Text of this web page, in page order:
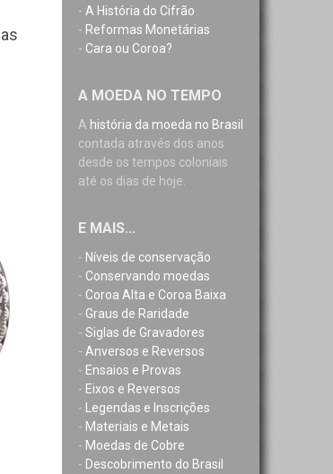
- A História do Cifrão
- Reformas Monetárias
- Cara ou Coroa?
A MOEDA NO TEMPO
A história da moeda no Brasil
contada através dos anos
desde os tempos coloniais
até os dias de hoje.
E MAIS...
- Níveis de conservação
- Conservando moedas
- Coroa Alta e Coroa Baixa
- Graus de Raridade
- Siglas de Gravadores
- Anversos e Reversos
- Ensaios e Provas
- Eixos e Reversos
-
Legendas e Inscrições
- Materiais e Metais
- Moedas de Cobre
- Descobrimento do Brasil